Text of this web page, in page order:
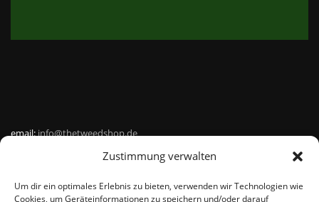
Zustimmung verwalten
Um dir ein optimales Erlebnis zu bieten, verwenden wir Technologien wie
Cookies, um Geräteinformationen zu speichern und/oder darauf
email:info@thetweedshop.de
Kvk Nummer: 88959732
MWSnr: NL864836247B01